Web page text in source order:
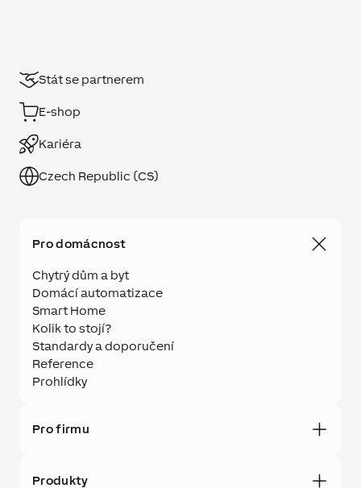
Stát se partnerem
E-shop
Kariéra
Czech Republic (CS)
Pro domácnost
Chytrý dům a byt
Domácí automatizace
Smart Home
Kolik to stojí?
Standardy a doporučení
Reference
Prohlídky
Pro firmu
Produkty